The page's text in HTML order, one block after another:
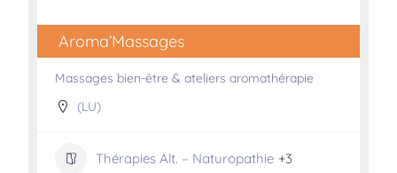
Aroma’Massages
Massages bien-être & ateliers aromathérapie
(LU)
Thérapies Alt. – Naturopathie +3